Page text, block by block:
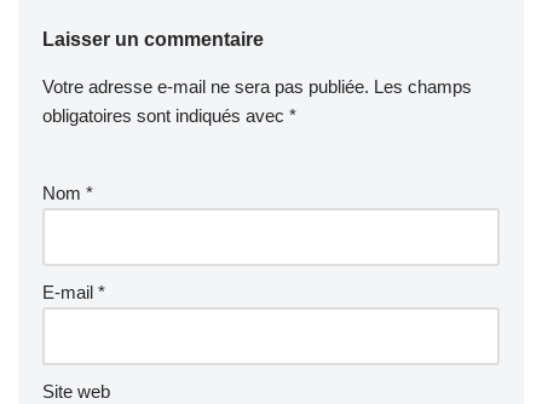
Laisser un commentaire
Votre adresse e-mail ne sera pas publiée. Les champs
obligatoires sont indiqués avec *
Nom *
E-mail *
Site web